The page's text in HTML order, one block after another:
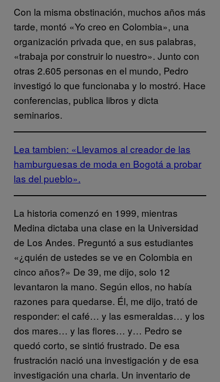
Con la misma obstinación, muchos años más
tarde, montó «Yo creo en Colombia», una
organización privada que, en sus palabras,
«trabaja por construir lo nuestro». Junto con
otras 2.605 personas en el mundo, Pedro
investigó lo que funcionaba y lo mostró. Hace
conferencias, publica libros y dicta
seminarios.
Lea tambien: «Llevamos al creador de las
hamburguesas de moda en Bogotá a probar
las del pueblo».
La historia comenzó en 1999, mientras
Medina dictaba una clase en la Universidad
de Los Andes. Preguntó a sus estudiantes
«¿quién de ustedes se ve en Colombia en
cinco años?» De 39, me dijo, solo 12
levantaron la mano. Según ellos, no había
razones para quedarse. Él, me dijo, trató de
responder: el café… y las esmeraldas… y los
dos mares… y las flores… y… Pedro se
quedó corto, se sintió frustrado. De esa
frustración nació una investigación y de esa
investigación una charla. Un inventario de